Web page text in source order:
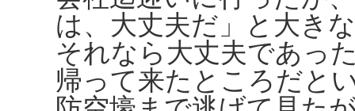
は、大丈夫だ」と大き
それなら大丈夫であっ
帰って来たところだと